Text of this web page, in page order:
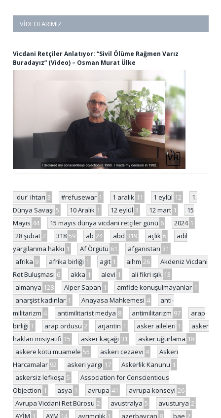
VIDEOLARIMIZ
Vicdani Retçiler Anlatıyor: “Sivil Ölüme Rağmen Varız
Buradayız” (Video) – Osman Murat Ülke
'dur' ihtarı 3 #refusewar 1 1 aralık 11 1 eylül 12
1.
Dünya Savaşı 5 10 Aralık 1 12 eylül 3 12 mart 1
15
Mayıs 44 15 mayıs dünya vicdani retçiler günü 6 2024 1
28 şubat 2 318 59 ab 24 abd 319 açlık 6
adil
yargılanma hakkı 1 Af Örgütü 61 afganistan 31
afrika 9 afrika birliği 1 agit 1 aihm 26
Akdeniz Vicdani
Ret Buluşması 6 akka 1 alevi 1 ali fikri ışık 13
almanya 128 Alper Sapan 1 amfide konuşulmayanlar 1
anarşist kadınlar 1 Anayasa Mahkemesi 4
anti-
militarizm 4 antimilitarist medya 8 antimilitarizm 97
arap
birliği 1 arap ordusu 2 arjantin 1 asker aileleri 1
asker
hakları inisiyatifi 15 asker kaçağı 31 asker uğurlama 18
askere kötü muamele 55 askeri cezaevi 4
Askeri
Harcamalar 92 askeri yargı 17 Askerlik Kanunu 1
askersiz lefkoşa 5
Association for Conscientious
Objection 1 asya 1 avrupa 41 avrupa konseyi 26
Avrupa Vicdani Ret Bürosu 2 avustralya 5 avusturya 2
AYİM 1 AYM 14 ayrımcılık 1 azerbaycan 8 bae 2